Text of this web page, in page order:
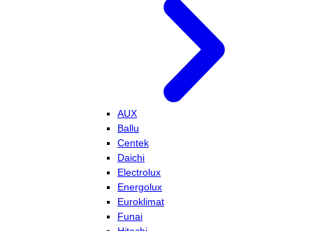
AUX
Ballu
Centek
Daichi
Electrolux
Energolux
Euroklimat
Funai